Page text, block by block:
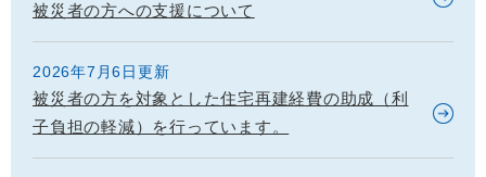
被災者の方への支援について
2026年7月6日更新
被災者の方を対象とした住宅再建経費の助成（利
子負担の軽減）を行っています。